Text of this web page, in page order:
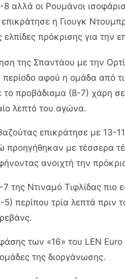
8 αλλά οι Ρουμάνοι
η Γιουγκ
πρόκρισης για την
της Σπαντάου με την
περίοδο αφού η ομάδα από
προβάδισμα (8-7) χάρη
λεπτό του αγώνα.
επικράτησε με 13-
προηγήθηκαν με τέσσερα
ανοιχτή την
της Ντιναμό Τιφλίδας πιο
περίπου τρία λεπτά
των «16» του LEN
της διοργάνωσης.